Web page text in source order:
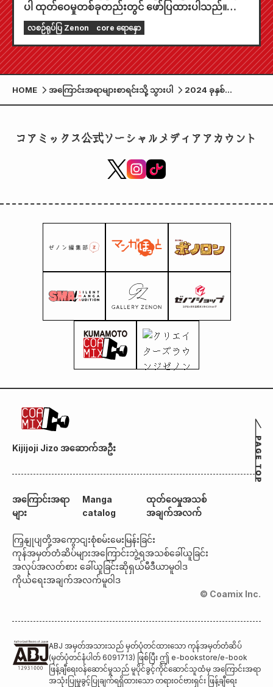
ပါ ထုတ်ဝေမှုတစ်ခုတည်းတွင် ဖော်ပြထားပါသည်။
"၂၀၂၆ ခုနှစ် စက်တင်ဘာလထုတ် Monthly Comic
Zenon" ကို ဇူလိုင်လ ၂၄ ရက်နေ့တွင် ရောင်းချပေးပါ
မည်။
လစဉ်ရုပ်ပြ Zenon core ရောနှော
HOME အကြောင်းအရာများစာရင်းသို့ သွားပါ
2024 ခုနှစ်
အောက်တိုဘာလထုတ်
တစ်ဝန်းရှိ 7-Eleven
コアミックス公式ソーシャルメディアアカウント
Kijijoji Jizo အဆောက်အဦး
အကြောင်းအရာ
များ
Manga
catalog
ထုတ်ဝေမှုအသစ်
အချက်အလက်
ကြှနျုပျတို့အကွောငျးစုံစမ်းမေးမြန်းခြင်း
ကုန်အမှတ်တံဆိပ်များအကြောင်းဘွဲ့ရအသစ်ခေါ်ယူခြင်း
အလုပ်အလတ်စား ခေါ်ယူခြင်းဆိုရှယ်မီဒီယာမူဝါဒ
ကိုယ်ရေးအချက်အလက်မူဝါဒ
© Coamix Inc.
ABJ အမှတ်အသားသည် မှတ်ပုံတင်ထားသော ကုန်အမှတ်တံဆိပ်
(မှတ်ပုံတင်နံပါတ် 6091713) ဖြစ်ပြီး ဤ e-bookstore/e-book
ဖြန့်ချီရေးဝန်ဆောင်မှုသည် မူပိုင်ခွင့်ကိုင်ဆောင်သူထံမှ အကြောင်းအရာ
အသုံးပြုမှုခွင့်ပြုချက်ရရှိထားသော တရားဝင်ဗားရှင်း ဖြန့်ချီရေး